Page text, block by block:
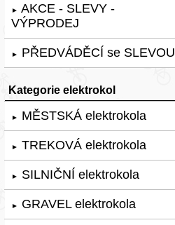
► AKCE - SLEVY -
VÝPRODEJ
► PŘEDVÁDĚCÍ se SLEVOU
Kategorie elektrokol
► MĚSTSKÁ elektrokola
► TREKOVÁ elektrokola
► SILNIČNÍ elektrokola
► GRAVEL elektrokola